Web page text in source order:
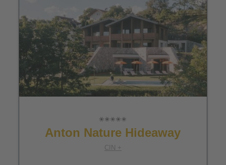
Anton Nature Hideaway
CIN +